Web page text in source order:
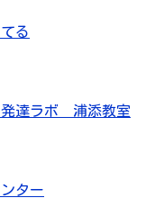
る
達ラボ 浦添教室
ター